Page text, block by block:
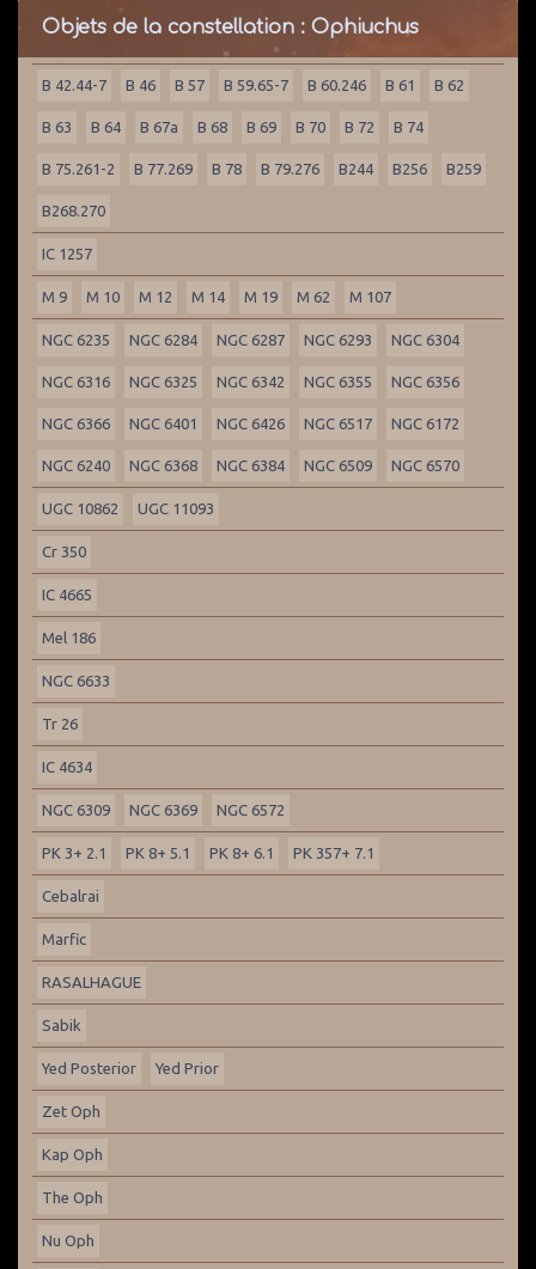
Objets de la constellation : Ophiuchus
B 42.44-7 B 46 B 57 B 59.65-7 B 60.246 B 61 B 62
B 63 B 64 B 67a B 68 B 69 B 70 B 72 B 74
B 75.261-2 B 77.269 B 78 B 79.276 B244 B256 B259
B268.270
IC 1257
M 9 M 10 M 12 M 14 M 19 M 62 M 107
NGC 6235 NGC 6284 NGC 6287 NGC 6293 NGC 6304
NGC 6316 NGC 6325 NGC 6342 NGC 6355 NGC 6356
NGC 6366 NGC 6401 NGC 6426 NGC 6517 NGC 6172
NGC 6240 NGC 6368 NGC 6384 NGC 6509 NGC 6570
UGC 10862 UGC 11093
Cr 350
IC 4665
Mel 186
NGC 6633
Tr 26
IC 4634
NGC 6309 NGC 6369 NGC 6572
PK 3+ 2.1 PK 8+ 5.1 PK 8+ 6.1 PK 357+ 7.1
Cebalrai
Marfic
RASALHAGUE
Sabik
Yed Posterior Yed Prior
Zet Oph
Kap Oph
The Oph
Nu Oph